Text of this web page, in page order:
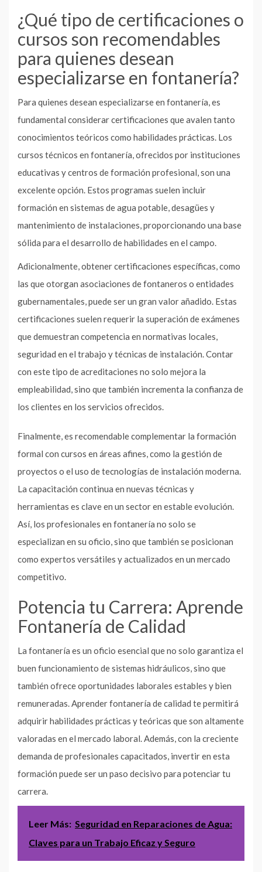
¿Qué tipo de certificaciones o
cursos son recomendables
para quienes desean
especializarse en fontanería?
Para quienes desean especializarse en fontanería, es
fundamental considerar certificaciones que avalen tanto
conocimientos teóricos como habilidades prácticas. Los
cursos técnicos en fontanería, ofrecidos por instituciones
educativas y centros de formación profesional, son una
excelente opción. Estos programas suelen incluir
formación en sistemas de agua potable, desagües y
mantenimiento de instalaciones, proporcionando una base
sólida para el desarrollo de habilidades en el campo.
Adicionalmente, obtener certificaciones específicas, como
las que otorgan asociaciones de fontaneros o entidades
gubernamentales, puede ser un gran valor añadido. Estas
certificaciones suelen requerir la superación de exámenes
que demuestran competencia en normativas locales,
seguridad en el trabajo y técnicas de instalación. Contar
con este tipo de acreditaciones no solo mejora la
empleabilidad, sino que también incrementa la confianza de
los clientes en los servicios ofrecidos.
Finalmente, es recomendable complementar la formación
formal con cursos en áreas afines, como la gestión de
proyectos o el uso de tecnologías de instalación moderna.
La capacitación continua en nuevas técnicas y
herramientas es clave en un sector en estable evolución.
Así, los profesionales en fontanería no solo se
especializan en su oficio, sino que también se posicionan
como expertos versátiles y actualizados en un mercado
competitivo.
Potencia tu Carrera: Aprende
Fontanería de Calidad
La fontanería es un oficio esencial que no solo garantiza el
buen funcionamiento de sistemas hidráulicos, sino que
también ofrece oportunidades laborales estables y bien
remuneradas. Aprender fontanería de calidad te permitirá
adquirir habilidades prácticas y teóricas que son altamente
valoradas en el mercado laboral. Además, con la creciente
demanda de profesionales capacitados, invertir en esta
formación puede ser un paso decisivo para potenciar tu
carrera.
Leer Más: Seguridad en Reparaciones de Agua:
Claves para un Trabajo Eficaz y Seguro